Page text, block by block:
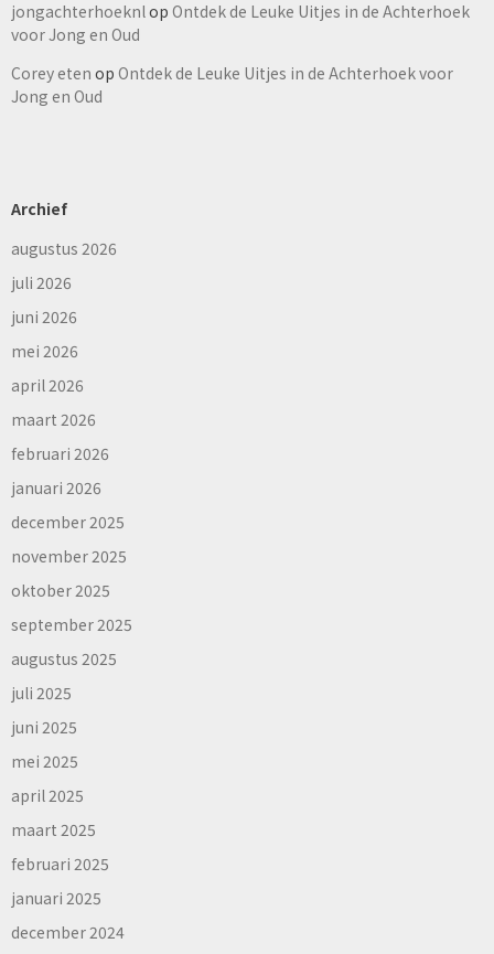
jongachterhoeknlop Ontdek de Leuke Uitjes in de Achterhoek
voor Jong en Oud
Corey eten op Ontdek de Leuke Uitjes in de Achterhoek voor
Jong en Oud
Archief
augustus 2026
juli 2026
juni 2026
mei 2026
april 2026
maart 2026
februari 2026
januari 2026
december 2025
november 2025
oktober 2025
september 2025
augustus 2025
juli 2025
juni 2025
mei 2025
april 2025
maart 2025
februari 2025
januari 2025
december 2024